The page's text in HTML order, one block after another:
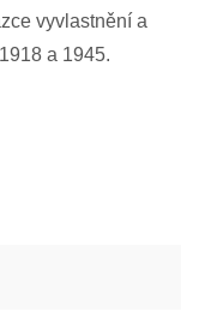
vyvlastnění a
a 1945.